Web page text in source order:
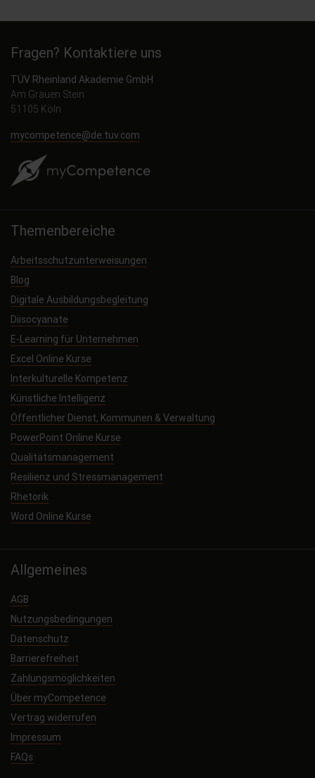
Fragen? Kontaktiere uns
TÜV Rheinland Akademie GmbH
Am Grauen Stein
51105 Köln
mycompetence@de.tuv.com
Themenbereiche
Arbeitsschutzunterweisungen
Blog
Digitale Ausbildungsbegleitung
Diisocyanate
E-Learning für Unternehmen
Excel Online Kurse
Interkulturelle Kompetenz
Künstliche Intelligenz
Öffentlicher Dienst, Kommunen & Verwaltung
PowerPoint Online Kurse
Qualitätsmanagement
Resilienz und Stressmanagement
Rhetorik
Word Online Kurse
Allgemeines
AGB
Nutzungsbedingungen
Datenschutz
Barrierefreiheit
Zahlungsmöglichkeiten
Über myCompetence
Vertrag widerrufen
Impressum
FAQs